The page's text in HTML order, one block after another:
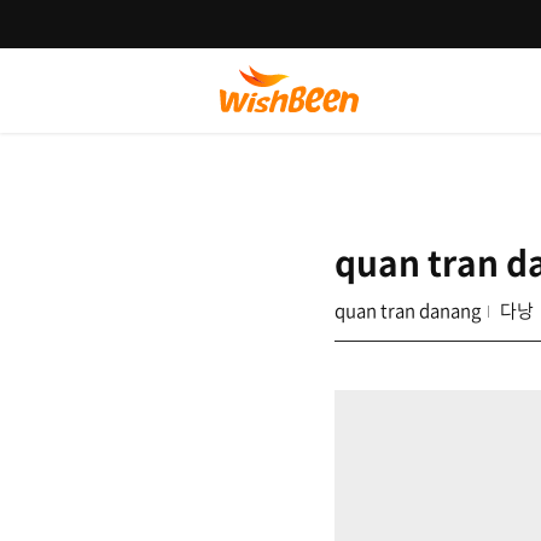
quan tran
quan tran danang 다낭